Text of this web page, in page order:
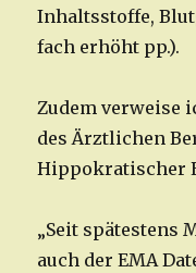
Inhaltsstoffe,
fach erhöht pp.).
Zudem verweise
des Ärztlichen
Hippokratischer
„Seit spätestens
auch der EMA